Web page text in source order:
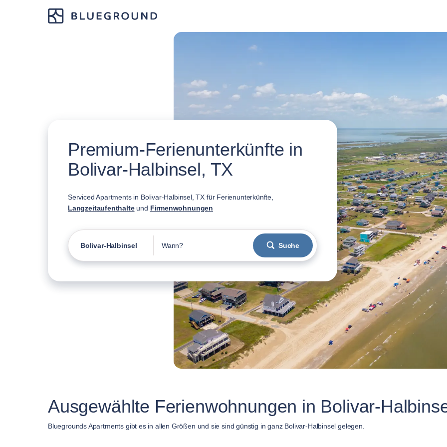
Premium-Ferienunterkünfte in
Bolivar-Halbinsel, TX
Serviced Apartments in Bolivar-Halbinsel, TX für Ferienunterkünfte,
Langzeitaufenthalteund Firmenwohnungen
Bolivar-Halbinsel Wann? Suche
Ausgewählte Ferienwohnungen in Bolivar-
Bluegrounds Apartments gibt es in allen Größen und sie sind günstig in ganz Bolivar-Halbinsel gelegen.